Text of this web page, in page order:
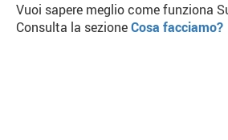
Vuoi sapere meglio come funziona
Consulta la sezioneCosa facciamo?